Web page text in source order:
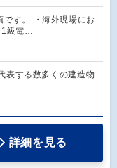
す。 ・海外現場にお
1級電…
表する数多くの建造物
詳細を見る